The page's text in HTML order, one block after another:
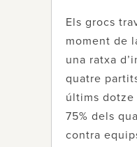
Els grocs
moment de
una ratxa
quatre
últims dotze
75% dels
contra